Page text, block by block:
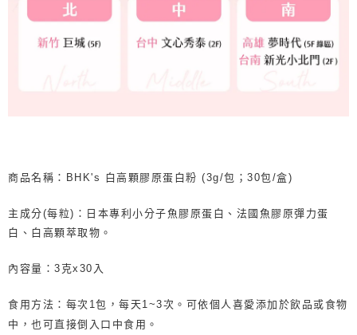
商品名稱：BHK's 白高顆膠原蛋白粉 (3g/包；30包/盒)
主成分(每粒)：日本專利小分子魚膠原蛋白、法國魚膠原彈力蛋
白、白高顆萃取物。
內容量：3克x30入
食用方法：每次1包，每天1~3次。可依個人喜愛添加於飲品或食物
中，也可直接倒入口中食用。